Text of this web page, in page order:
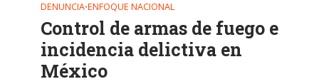
DENUNCIA•ENFOQUE NACIONAL
Control de armas de fuego e
incidencia delictiva en
México